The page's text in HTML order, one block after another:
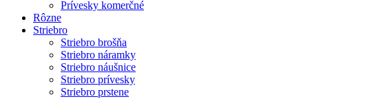
Prívesky komerčné
Rôzne
Striebro
Striebro brošňa
Striebro náramky
Striebro náušnice
Striebro prívesky
Striebro prstene